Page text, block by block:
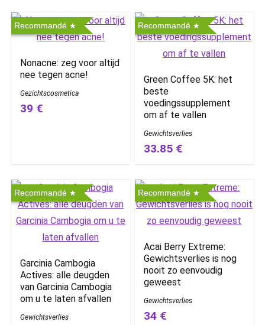
Recommandé
Nonacne: zeg voor altijd
nee tegen acne!
Gezichtscosmetica
39 €
Recommandé
Green Coffee 5K: het
beste
voedingssupplement
om af te vallen
Gewichtsverlies
33.85 €
Recommandé
Garcinia Cambogia
Actives: alle deugden
van Garcinia Cambogia
om u te laten afvallen
Gewichtsverlies
Recommandé
Acai Berry Extreme:
Gewichtsverlies is nog
nooit zo eenvoudig
geweest
Gewichtsverlies
34 €